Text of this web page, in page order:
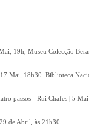
19h, Museu Colecção
Mai, 18h30. Biblioteca
passos - Rui Chafes | 5
de Abril, às 21h30